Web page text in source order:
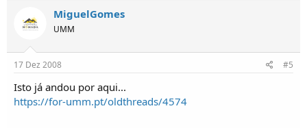
MiguelGomes
UMM
17 Dez 2008 #5
Isto já andou por aqui...
https://for-umm.pt/oldthreads/4574